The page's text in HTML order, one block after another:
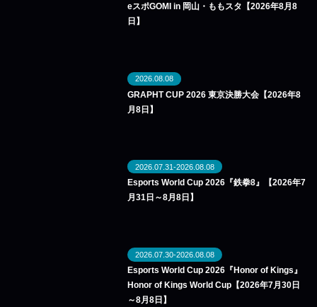
eスポGOMI in 岡山・ももスタ【2026年8月8
日】
2026.08.08
GRAPHT CUP 2026 東京決勝大会【2026年8
月8日】
2026.07.31-2026.08.08
Esports World Cup 2026『鉄拳8』【2026年7
月31日～8月8日】
2026.07.30-2026.08.08
Esports World Cup 2026『Honor of Kings』
Honor of Kings World Cup【2026年7月30日
～8月8日】